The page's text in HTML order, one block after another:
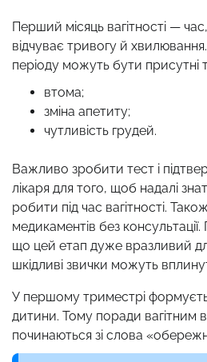
Перший місяць вагітності —
відчуває тривогу й
періоду можуть бути присутні
втома;
зміна апетиту;
чутливість грудей.
Важливо зробити тест і
лікаря для того, щоб надалі
робити під час вагітності.
медикаментів без
що цей етап дуже вразливий
шкідливі звички можуть
У першому триместрі
дитини. Тому поради вагітним
починаються зі слова